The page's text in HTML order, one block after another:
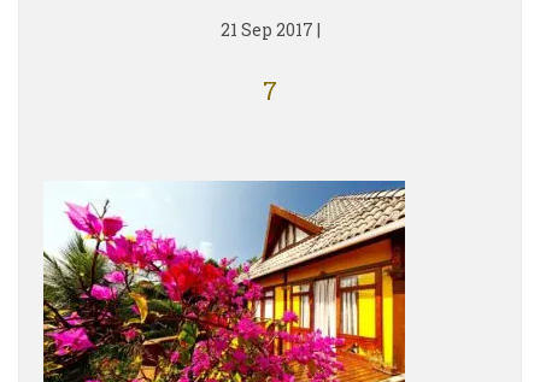
21 Sep 2017 |
7